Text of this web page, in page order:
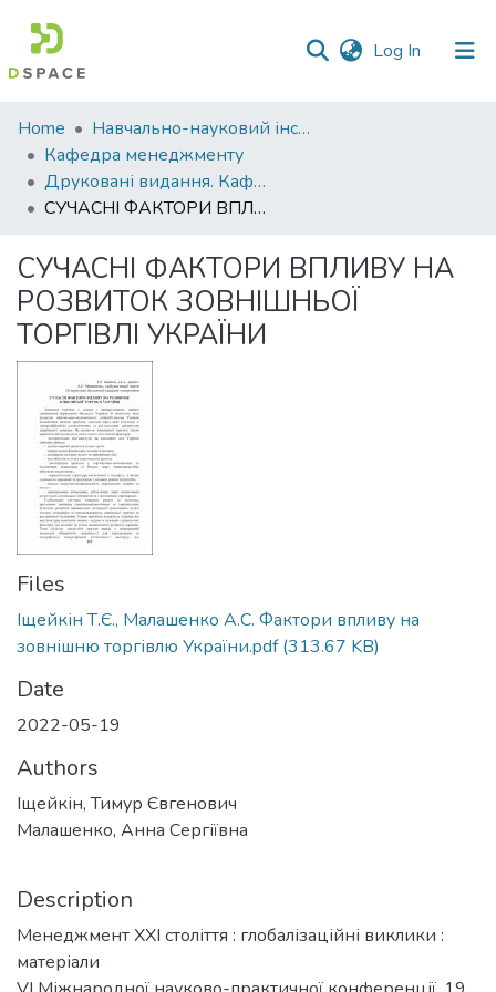
Log In (current)
Communities
&
Collections
Statistics
Home
Навчально-науковий інститут економіки, управління, права та інформаційних технологій
Кафедра менеджменту
Друковані видання. Кафедра менеджменту ім. І.А. Маркіної
СУЧАСНІ ФАКТОРИ ВПЛИВУ НА РОЗВИТОК ЗОВНІШНЬОЇ ТОРГІВЛІ УКРАЇНИ
СУЧАСНІ ФАКТОРИ ВПЛИВУ НА
РОЗВИТОК ЗОВНІШНЬОЇ
ТОРГІВЛІ УКРАЇНИ
Files
Іщейкін Т.Є., Малашенко А.С. Фактори впливу на
зовнішню торгівлю України.pdf(313.67 KB)
Date
2022-05-19
Authors
Іщейкін, Тимур Євгенович
Малашенко, Анна Сергіївна
Description
Менеджмент ХХІ століття : глобалізаційні виклики :
матеріали